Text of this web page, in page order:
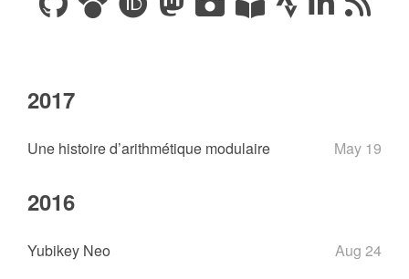
2017
Une histoire d’arithmétique modulaire May 19
2016
Yubikey Neo
Aug 24